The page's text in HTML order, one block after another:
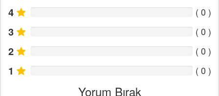
4 ( 0 )
3 ( 0 )
2 ( 0 )
1 ( 0 )
Yorum Bırak